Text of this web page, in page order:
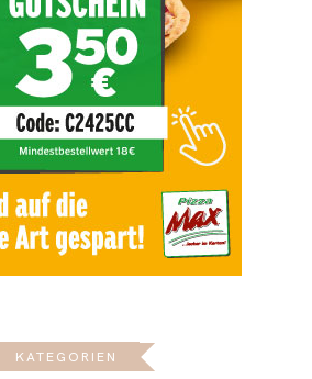
KATEGORIEN